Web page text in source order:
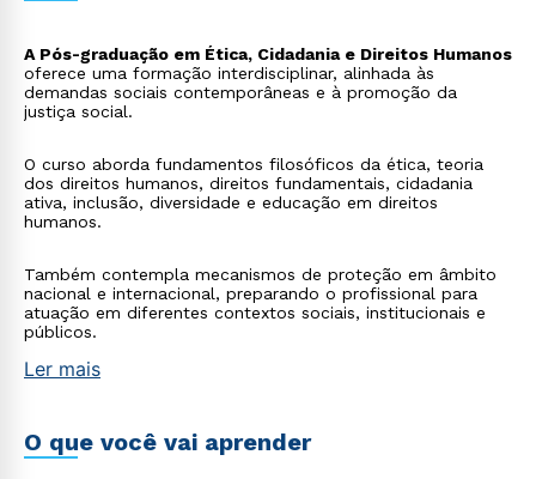
A Pós-graduação em Ética, Cidadania e Direitos Humanos
oferece uma formação interdisciplinar, alinhada às
demandas sociais contemporâneas e à promoção da
justiça social.
O curso aborda fundamentos filosóficos da ética, teoria
dos direitos humanos, direitos fundamentais, cidadania
ativa, inclusão, diversidade e educação em direitos
humanos.
Também contempla mecanismos de proteção em âmbito
nacional e internacional, preparando o profissional para
atuação em diferentes contextos sociais, institucionais e
públicos.
Ler mais
O que você vai aprender